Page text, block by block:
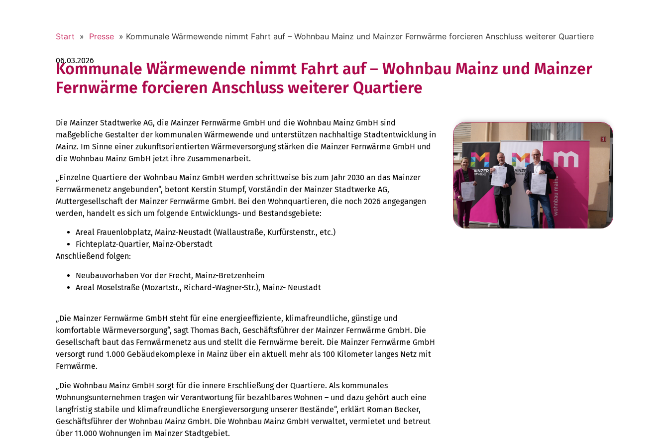
Start » Presse » Kommunale Wärmewende nimmt Fahrt auf – Wohnbau Mainz und Mainzer Fernwärme forcieren Anschluss weiterer Quartiere
06.03.2026
Kommunale Wärmewende nimmt Fahrt auf – Wohnbau Mainz und Mainzer
Fernwärme forcieren Anschluss weiterer Quartiere
Die Mainzer Stadtwerke AG, die Mainzer Fernwärme GmbH und die Wohnbau Mainz GmbH sind
maßgebliche Gestalter der kommunalen Wärmewende und unterstützen nachhaltige Stadtentwicklung in
Mainz. Im Sinne einer zukunftsorientierten Wärmeversorgung stärken die Mainzer Fernwärme GmbH und
die Wohnbau Mainz GmbH jetzt ihre Zusammenarbeit.
„Einzelne Quartiere der Wohnbau Mainz GmbH werden schrittweise bis zum Jahr 2030 an das Mainzer
Fernwärmenetz angebunden“, betont Kerstin Stumpf, Vorständin der Mainzer Stadtwerke AG,
Muttergesellschaft der Mainzer Fernwärme GmbH. Bei den Wohnquartieren, die noch 2026 angegangen
werden, handelt es sich um folgende Entwicklungs- und Bestandsgebiete:
Areal Frauenlobplatz, Mainz-Neustadt (Wallaustraße, Kurfürstenstr., etc.)
Fichteplatz-Quartier, Mainz-Oberstadt
Anschließend folgen:
Neubauvorhaben Vor der Frecht, Mainz-Bretzenheim
Areal Moselstraße (Mozartstr., Richard-Wagner-Str.), Mainz- Neustadt
„Die Mainzer Fernwärme GmbH steht für eine energieeffiziente, klimafreundliche, günstige und
komfortable Wärmeversorgung“, sagt Thomas Bach, Geschäftsführer der Mainzer Fernwärme GmbH. Die
Gesellschaft baut das Fernwärmenetz aus und stellt die Fernwärme bereit. Die Mainzer Fernwärme GmbH
versorgt rund 1.000 Gebäudekomplexe in Mainz über ein aktuell mehr als 100 Kilometer langes Netz mit
Fernwärme.
„Die Wohnbau Mainz GmbH sorgt für die innere Erschließung der Quartiere. Als kommunales
Wohnungsunternehmen tragen wir Verantwortung für bezahlbares Wohnen – und dazu gehört auch eine
langfristig stabile und klimafreundliche Energieversorgung unserer Bestände“, erklärt Roman Becker,
Geschäftsführer der Wohnbau Mainz GmbH. Die Wohnbau Mainz GmbH verwaltet, vermietet und betreut
über 11.000 Wohnungen im Mainzer Stadtgebiet.